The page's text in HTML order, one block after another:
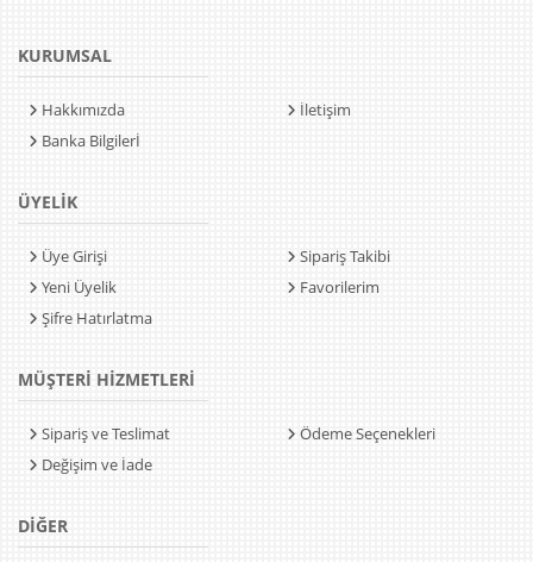
KURUMSAL
Hakkımızda
Banka Bilgilerİ
İletişim
ÜYELİK
Üye Girişi
Yeni Üyelik
Şifre Hatırlatma
Sipariş Takibi
Favorilerim
MÜŞTERİ HİZMETLERİ
Sipariş ve Teslimat
Değişim ve İade
Ödeme Seçenekleri
DİĞER